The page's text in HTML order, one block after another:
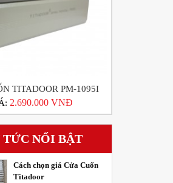
TITADOOR PM-1095I
2.690.000 VNĐ
NỔI BẬT
Cách chọn giá Cửa Cuốn
Titadoor